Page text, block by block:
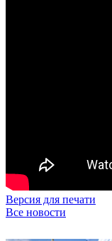
Версия для печати
Все новости